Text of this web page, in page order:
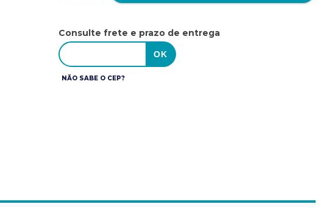
Consulte frete e prazo de entrega
NÃO SABE O CEP?